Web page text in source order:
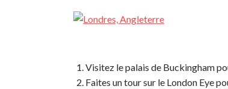
Visitez le palais de Buckingham
Faites un tour sur le London Eye